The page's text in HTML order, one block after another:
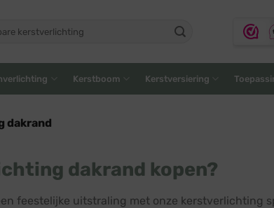
Kerstboom Kerstversiering
dakrand
dakrand kopen?
feestelijke uitstraling met onze kerstverlichting